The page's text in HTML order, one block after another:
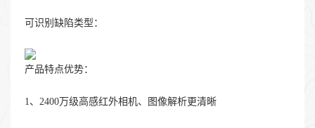
可识别缺陷类型：
产品特点优势：
1、2400万级高感红外相机、图像解析更清晰